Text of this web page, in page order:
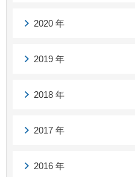
2020 年
2019 年
2018 年
2017 年
2016 年